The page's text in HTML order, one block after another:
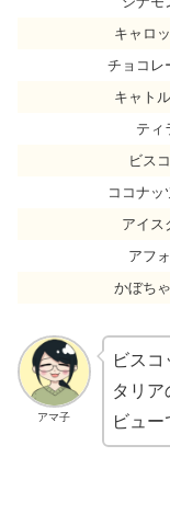
キャロ
チョコレ
キャト
ティ
ビス
ココナッ
アイス
アフ
かぼち
アマ子
ビス
タリア
ビュー